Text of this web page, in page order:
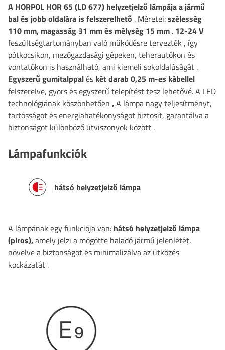
A HORPOL HOR 65 (LD 677) helyzetjelző lámpájaa jármű
bal és jobb oldalára is felszerelhető . Méretei:szélesség
110 mm, magasság 31 mm és mélység 15 mm . 12-24 V
feszültségtartományban való működésre tervezték , így
pótkocsikon, mezőgazdasági gépeken, teherautókon és
vontatókon is használható, ami kiemeli sokoldalúságát .
Egyszerű gumitalppalés két darab 0,25 m-es kábellel
felszerelve, gyors és egyszerű telepítést tesz lehetővé. A LED
technológiának köszönhetően ,A lámpa nagy teljesítményt,
tartósságot és energiahatékonyságot biztosít, garantálva a
biztonságot különböző útviszonyok között .
Lámpafunkciók
hátsó helyzetjelző lámpa
A lámpának egy funkciója van: hátsó helyzetjelző lámpa
(piros),amely jelzi a mögötte haladó jármű jelenlétét,
növelve a biztonságot és minimalizálva az ütközés
kockázatát .